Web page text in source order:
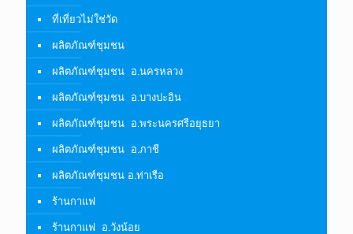
ที่เที่ยวไม่ใช่วัด
ผลิตภัณฑ์ชุมชน
ผลิตภัณฑ์ชุมชน อ.นครหลวง
ผลิตภัณฑ์ชุมชน อ.บางปะอิน
ผลิตภัณฑ์ชุมชน อ.พระนครศรีอยุธยา
ผลิตภัณฑ์ชุมชน อ.ภาชี
ผลิตภัณฑ์ชุมชน อ.ท่าเรือ
ร้านกาแฟ
ร้านกาแฟ อ.วังน้อย